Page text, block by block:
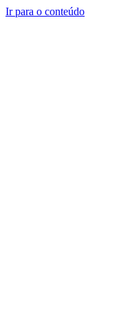
Ir para o conteúdo